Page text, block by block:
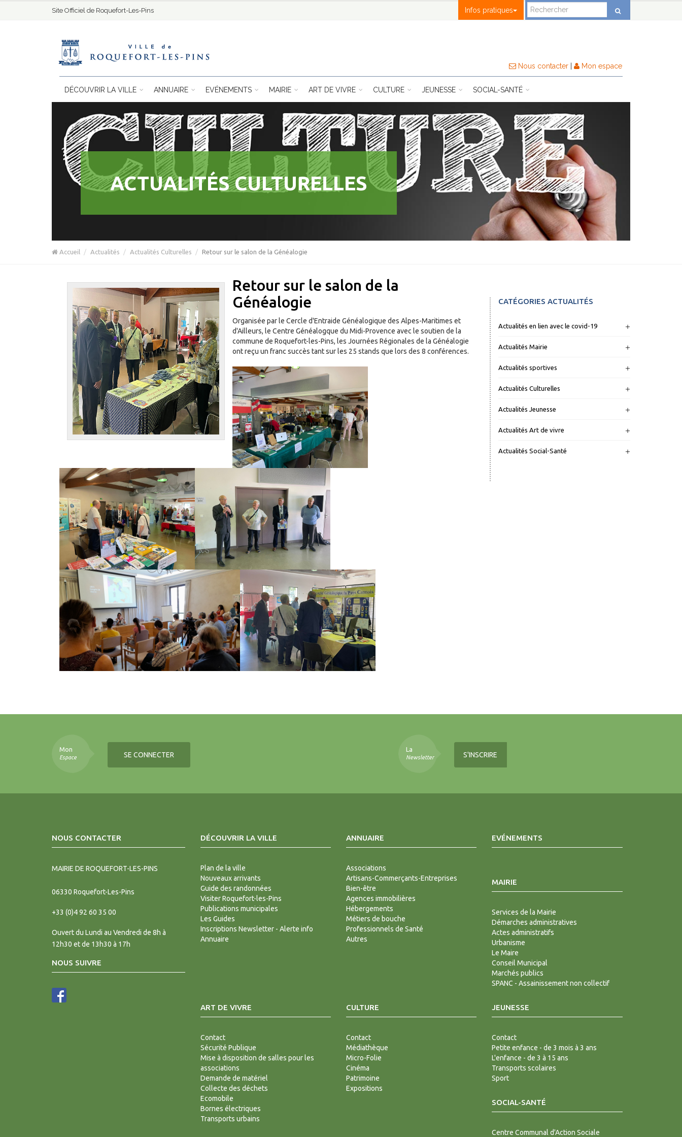
Site Officiel de Roquefort-Les-Pins Infos pratiques
Nous contacter Mon espace
DÉCOUVRIR LA VILLE ANNUAIRE EVÉNEMENTS MAIRIE ART DE VIVRE CULTURE JEUNESSE SOCIAL-SANTÉ
ACTUALITÉS CULTURELLES
Accueil Actualités Actualités Culturelles Retour sur le salon de la Généalogie
Retour sur le salon de la
Généalogie
Organisée par le Cercle d'Entraide Généalogique des Alpes-Maritimes et
d'Ailleurs, le Centre Généalogque du Midi-Provence avec le soutien de la
commune de Roquefort-les-Pins, les Journées Régionales de la Généalogie
ont reçu un franc succès tant sur les 25 stands que lors des 8 conférences.
CATÉGORIES ACTUALITÉS
Actualités en lien avec le covid-19
Actualités Mairie
Actualités sportives
Actualités Culturelles
Actualités Jeunesse
Actualités Art de vivre
Actualités Social-Santé
Mon
Espace SE CONNECTER
La
Newsletter
NOUS CONTACTER
MAIRIE DE ROQUEFORT-LES-PINS
06330 Roquefort-Les-Pins
+33 (0)4 92 60 35 00
Ouvert du Lundi au Vendredi de 8h à
12h30 et de 13h30 à 17h
NOUS SUIVRE
DÉCOUVRIR LA VILLE
Plan de la ville
Nouveaux arrivants
Guide des randonnées
Visiter Roquefort-les-Pins
Publications municipales
Les Guides
Inscriptions Newsletter - Alerte info
Annuaire
ANNUAIRE
Associations
Artisans-Commerçants-Entreprises
Bien-être
Agences immobilières
Hébergements
Métiers de bouche
Professionnels de Santé
Autres
EVÉNEMENTS
MAIRIE
Services de la Mairie
Démarches administratives
Actes administratifs
Urbanisme
Le Maire
Conseil Municipal
Marchés publics
SPANC - Assainissement non collectif
ART DE VIVRE
Contact
Sécurité Publique
Mise à disposition de salles pour les
associations
Demande de matériel
Collecte des déchets
Ecomobile
Bornes électriques
Transports urbains
CULTURE
Contact
Médiathèque
Micro-Folie
Cinéma
Patrimoine
Expositions
JEUNESSE
Contact
Petite enfance - de 3 mois à 3 ans
L'enfance - de 3 à 15 ans
Transports scolaires
Sport
SOCIAL-SANTÉ
Centre Communal d'Action Sociale